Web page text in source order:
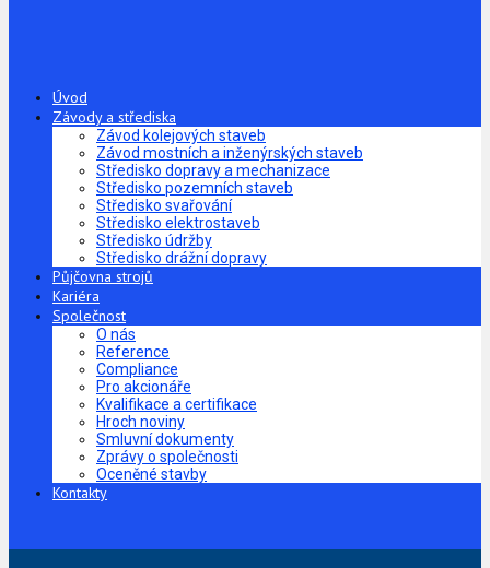
Úvod
Závody a střediska
Závod kolejových staveb
Závod mostních a inženýrských staveb
Středisko dopravy a mechanizace
Středisko pozemních staveb
Středisko svařování
Středisko elektrostaveb
Středisko údržby
Středisko drážní dopravy
Půjčovna strojů
Kariéra
Společnost
O nás
Reference
Compliance
Pro akcionáře
Kvalifikace a certifikace
Hroch noviny
Smluvní dokumenty
Zprávy o společnosti
Oceněné stavby
Kontakty